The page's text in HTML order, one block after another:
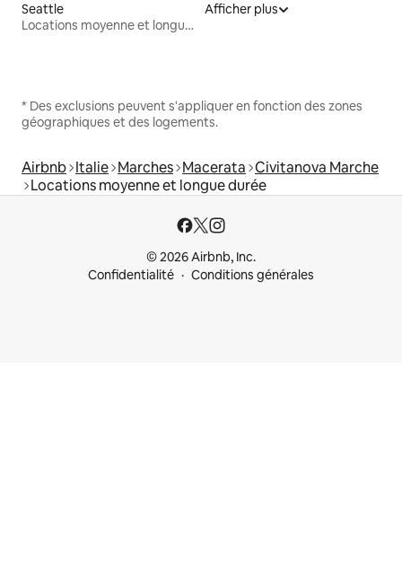
Seattle
Locations moyenne et longue durée
Afficher plus
* Des exclusions peuvent s'appliquer en fonction des zones
géographiques et des logements.
Airbnb Italie Marches Macerata Civitanova Marche
Locations moyenne et longue durée
© 2026 Airbnb, Inc.
Confidentialité
Conditions générales